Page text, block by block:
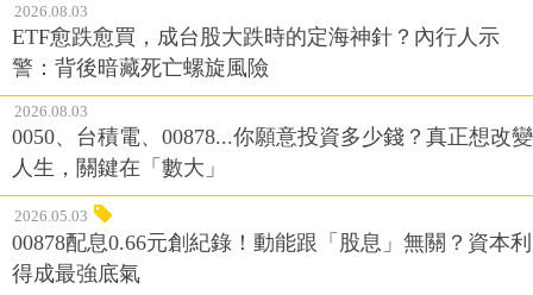
2026.08.03
ETF愈跌愈買，成台股大跌時的定海神針？內行人示
警：背後暗藏死亡螺旋風險
2026.08.03
0050、台積電、00878...你願意投資多少錢？真正想改變
人生，關鍵在「數大」
2026.05.03
00878配息0.66元創紀錄！動能跟「股息」無關？資本利
得成最強底氣